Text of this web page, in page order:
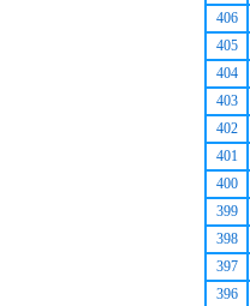
406
405
404
403
402
401
400
399
398
397
396